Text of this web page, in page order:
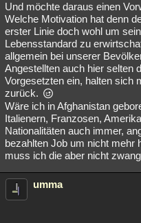
Und möchte daraus einen
Welche Motivation hat denn
erster Linie doch wohl um
Lebensstandard zu
allgemein bei unserer
Angestellten auch hier selten
Vorgesetzten ein, halten sich
zurück.
Wäre ich in Afghanistan
Italienern, Franzosen,
Nationalitäten auch immer,
bezahlten Job um nicht mehr
muss ich die aber nicht
umma